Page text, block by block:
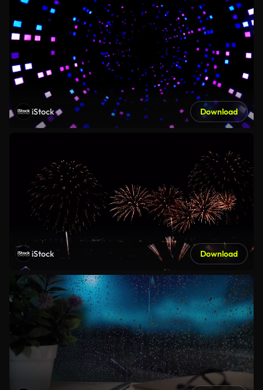
iStock Download
iStock Download